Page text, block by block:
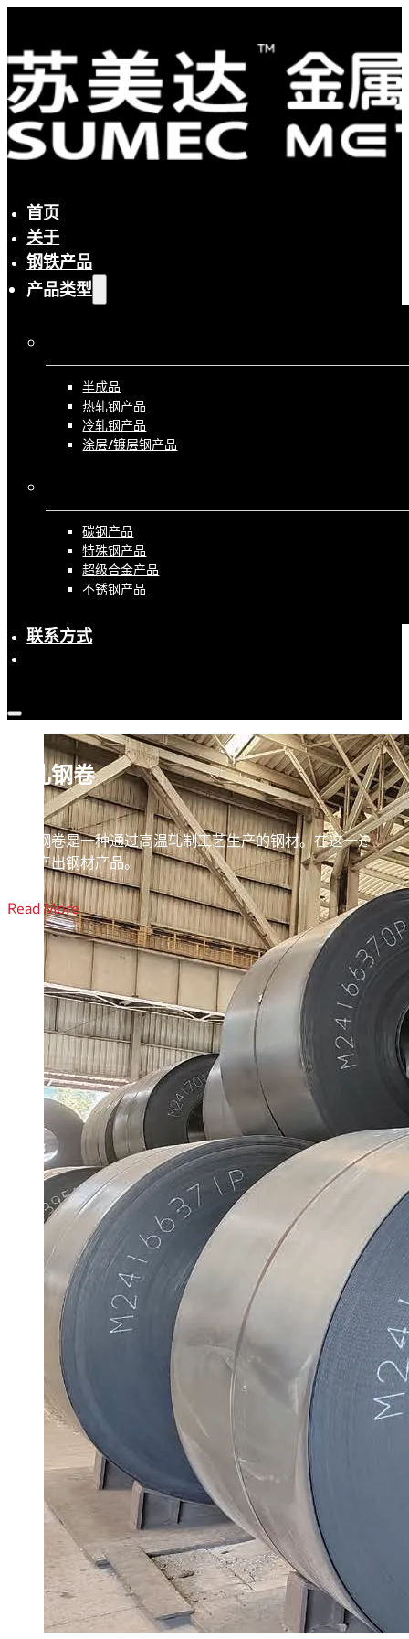
首页
关于
钢铁产品
产品类型
半成品
热轧钢产品
冷轧钢产品
涂层/镀层钢产品
碳钢产品
特殊钢产品
超级合金产品
不锈钢产品
联系方式
热轧钢卷
热轧钢卷是一种通过高温轧制工艺生产的钢材。在这一过程
求生产出钢材产品。
热轧钢卷是基本碳钢产品，常用于对尺寸公差和表面加工质
车架、建筑、管道和管材产品、铁轨、交通基础设施等。
Read More